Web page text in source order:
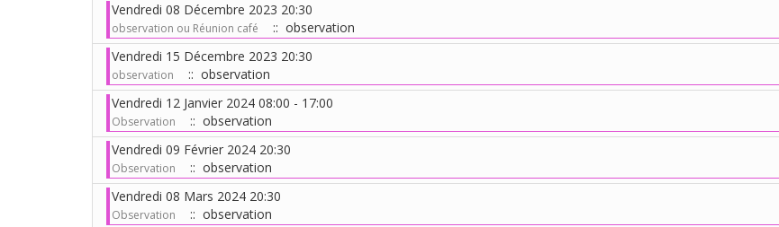
Vendredi 08 Décembre 2023 20:30
observation ou Réunion café
:: observation
Vendredi 15 Décembre 2023 20:30
observation
:: observation
Vendredi 12 Janvier 2024 08:00 - 17:00
Observation
:: observation
Vendredi 09 Février 2024 20:30
Observation
:: observation
Vendredi 08 Mars 2024 20:30
Observation
:: observation